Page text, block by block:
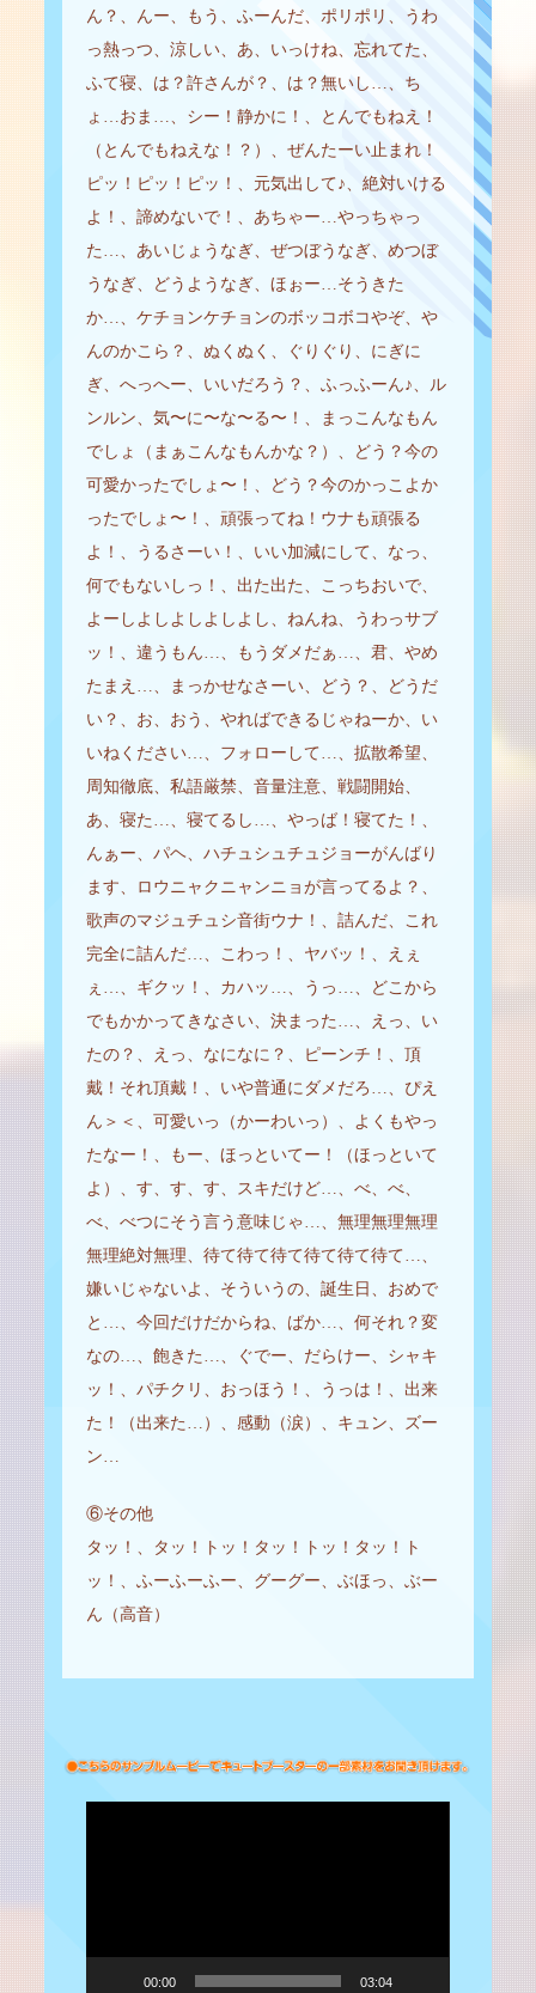
ん？、んー、もう、ふーんだ、ポリポリ、うわ
っ熱っつ、涼しい、あ、いっけね、忘れてた、
ふて寝、は？許さんが？、は？無いし…、ち
ょ…おま…、シー！静かに！、とんでもねえ！
（とんでもねえな！？）、ぜんたーい止まれ！
ピッ！ピッ！ピッ！、元気出して♪、絶対いける
よ！、諦めないで！、あちゃー…やっちゃっ
た…、あいじょうなぎ、ぜつぼうなぎ、めつぼ
うなぎ、どうようなぎ、ほぉー…そうきた
か…、ケチョンケチョンのボッコボコやぞ、や
んのかこら？、ぬくぬく、ぐりぐり、にぎに
ぎ、へっへー、いいだろう？、ふっふーん♪、ル
ンルン、気〜に〜な〜る〜！、まっこんなもん
でしょ（まぁこんなもんかな？）、どう？今の
可愛かったでしょ〜！、どう？今のかっこよか
ったでしょ〜！、頑張ってね！ウナも頑張る
よ！、うるさーい！、いい加減にして、なっ、
何でもないしっ！、出た出た、こっちおいで、
よーしよしよしよしよし、ねんね、うわっサブ
ッ！、違うもん…、もうダメだぁ…、君、やめ
たまえ…、まっかせなさーい、どう？、どうだ
い？、お、おう、やればできるじゃねーか、い
いねください…、フォローして…、拡散希望、
周知徹底、私語厳禁、音量注意、戦闘開始、
あ、寝た…、寝てるし…、やっば！寝てた！、
んぁー、パヘ、ハチュシュチュジョーがんばり
ます、ロウニャクニャンニョが言ってるよ？、
歌声のマジュチュシ音街ウナ！、詰んだ、これ
完全に詰んだ…、こわっ！、ヤバッ！、えぇ
ぇ…、ギクッ！、カハッ…、うっ…、どこから
でもかかってきなさい、決まった…、えっ、い
たの？、えっ、なになに？、ピーンチ！、頂
戴！それ頂戴！、いや普通にダメだろ…、ぴえ
ん＞＜、可愛いっ（かーわいっ）、よくもやっ
たなー！、もー、ほっといてー！（ほっといて
よ）、す、す、す、スキだけど…、べ、べ、
べ、べつにそう言う意味じゃ…、無理無理無理
無理絶対無理、待て待て待て待て待て待て…、
嫌いじゃないよ、そういうの、誕生日、おめで
と…、今回だけだからね、ばか…、何それ？変
なの…、飽きた…、ぐでー、だらけー、シャキ
ッ！、パチクリ、おっほう！、うっは！、出来
た！（出来た…）、感動（涙）、キュン、ズー
ン…
⑥その他
タッ！、タッ！トッ！タッ！トッ！タッ！ト
ッ！、ふーふーふー、グーグー、ぶほっ、ぶー
ん（高音）
00:00 03:04